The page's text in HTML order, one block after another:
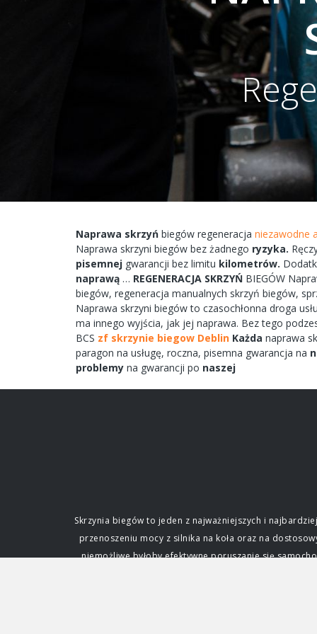
Naprawa skrzyń biegów regeneracja niezawodne
Naprawa skrzyni biegów bez żadnego ryzyka.
pisemnej gwarancji bez limitu kilometrów.
naprawą … REGENERACJA SKRZYŃ BIEGÓW
biegów, regeneracja manualnych skrzyń biegów,
Naprawa skrzyni biegówto czasochłonna droga
ma innego wyjścia, jak jej naprawa. Bez tego
BCS zf skrzynie biegow Deblin Każda naprawa
paragon na usługę, roczna, pisemna gwarancja na
problemy na gwarancji po naszej
Skrzynia biegów to jeden z najważniejszych i
przenoszeniu mocy z silnika na koła oraz na
niemożliwe byłoby efektywne poruszanie się